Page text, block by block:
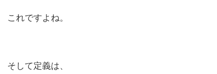
これですよね。
そして定義は、